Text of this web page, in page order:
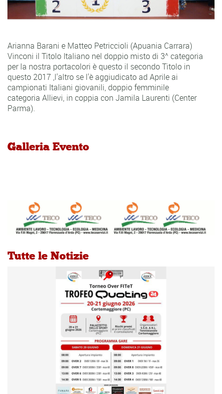
Arianna Barani e Matteo Petriccioli (Apuania Carrara)
Vinconi il Titolo Italiano nel doppio misto di 3^ categoria
per la nostra portacolori è questo il secondo Titolo in
questo 2017 ,l'altro se l'è aggiudicato ad Aprile ai
campionati Italiani giovanili, doppio femminile
categoria Allievi, in coppia con Jamila Laurenti (Center
Parma).
Galleria Evento
Tutte le Notizie